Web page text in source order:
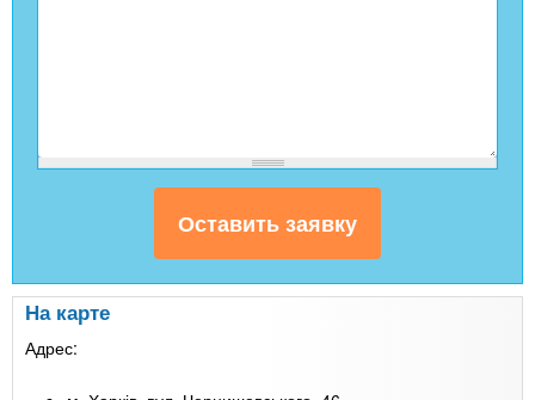
На карте
Адрес: